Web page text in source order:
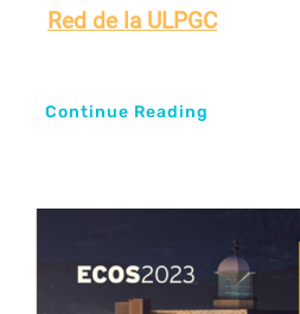
Red de la ULPGC
Continue Reading